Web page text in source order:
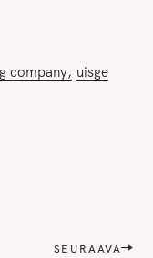
company uisge
SEURAAVA